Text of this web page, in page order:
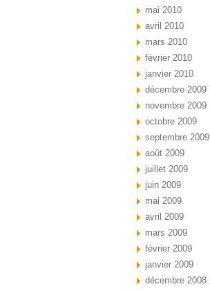
mai 2010
avril 2010
mars 2010
février 2010
janvier 2010
décembre 2009
novembre 2009
octobre 2009
septembre 2009
août 2009
juillet 2009
juin 2009
mai 2009
avril 2009
mars 2009
février 2009
janvier 2009
décembre 2008